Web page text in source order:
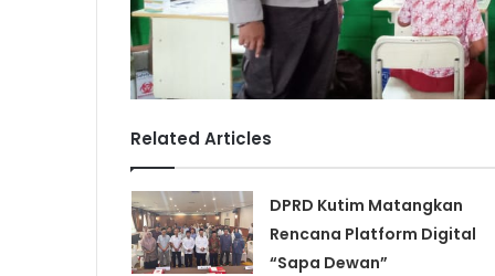
Related Articles
DPRD Kutim Matangkan
Rencana Platform Digital
“Sapa Dewan”